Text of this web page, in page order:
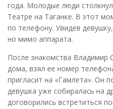
года. Молодые люди
Театре на Таганке. В этот
по телефону. Увидев
но мимо аппарата.
После знакомства Владимир
дома, взял ее номер
пригласит на «Гамлета». Он
девушка уже собиралась на
договорились встретиться